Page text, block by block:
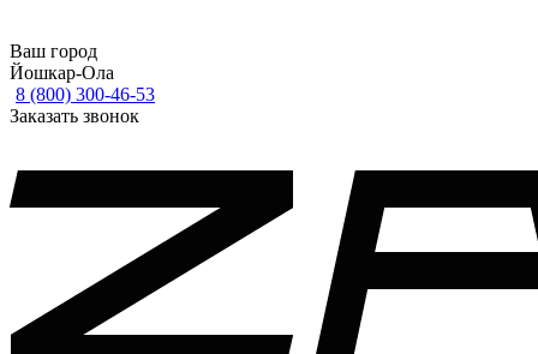
Ваш город
Йошкар-Ола
8 (800) 300-46-53
Заказать звонок